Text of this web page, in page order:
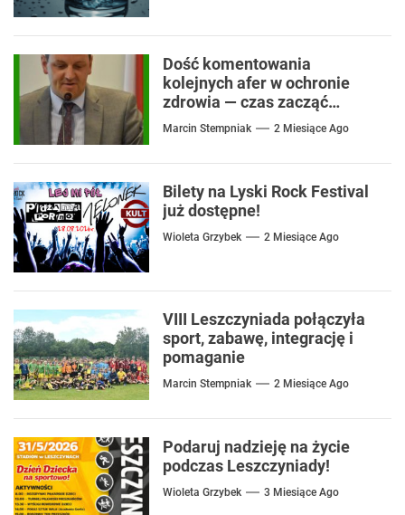
Dość komentowania
kolejnych afer w ochronie
zdrowia — czas zacząć
mówić o rozwiązaniach
Marcin Stempniak 2 Miesiące Ago
Bilety na Lyski Rock Festival
już dostępne!
Wioleta Grzybek 2 Miesiące Ago
VIII Leszczyniada połączyła
sport, zabawę, integrację i
pomaganie
Marcin Stempniak 2 Miesiące Ago
Podaruj nadzieję na życie
podczas Leszczyniady!
Wioleta Grzybek 3 Miesiące Ago